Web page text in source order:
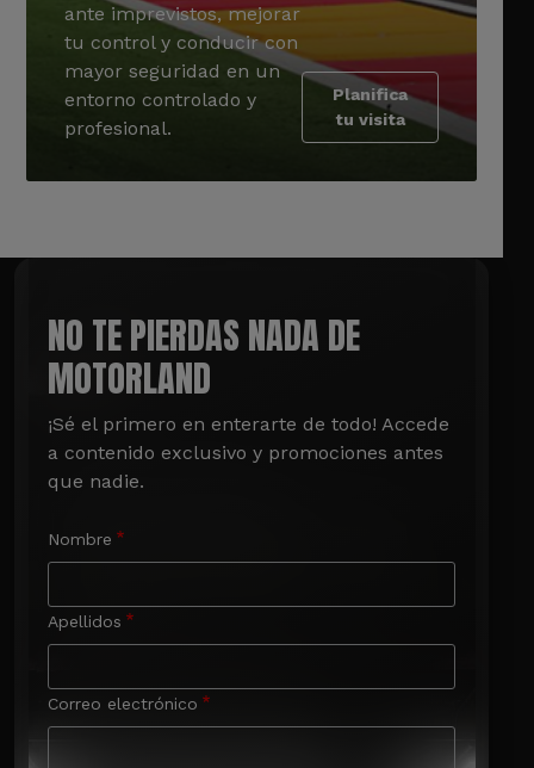
ante imprevistos, mejorar
tu control y conducir con
mayor seguridad en un
entorno controlado y
profesional.
Planifica
tu visita
NO TE PIERDAS NADA DE
MOTORLAND
¡Sé el primero en enterarte de todo! Accede
a contenido exclusivo y promociones antes
que nadie.
Nombre
Apellidos
Correo electrónico